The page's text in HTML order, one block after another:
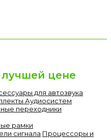
лучшей цене
для автозвука
Аудиосистем
переходники
рамки
Процессоры и